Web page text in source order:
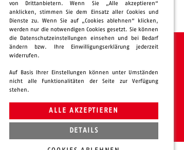
Datenschutz
von Drittanbietern. Wenn Sie „Alle akzeptieren“
anklicken, stimmen Sie dem Einsatz aller Cookies und
Dienste zu. Wenn Sie auf „Cookies ablehnen“ klicken,
werden nur die notwendigen Cookies gesetzt. Sie können
die Datenschutzeinstellungen einsehen und bei Bedarf
ändern bzw. Ihre Einwilligungserklärung jederzeit
widerrufen.
Auf Basis Ihrer Einstellungen können unter Umständen
nicht alle Funktionalitäten der Seite zur Verfügung
stehen.
ALLE AKZEPTIEREN
DETAILS